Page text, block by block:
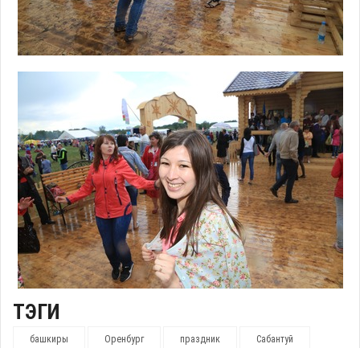
ТЭГИ
башкиры Оренбург праздник Сабантуй